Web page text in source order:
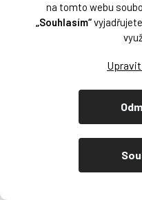
na tomto webu
„Souhlasím“
Copyright 2026
Upravit